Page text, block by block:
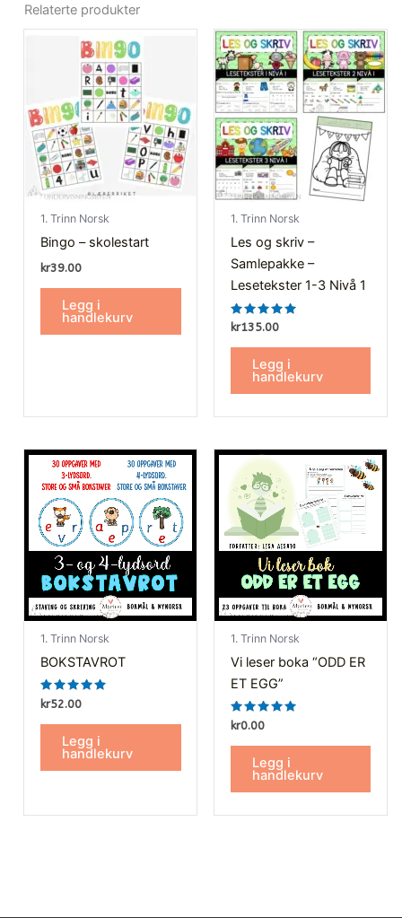
Relaterte produkter
1. Trinn Norsk
Bingo – skolestart
kr39.00
Legg i
handlekurv
1. Trinn Norsk
Les og skriv –
Samlepakke –
Lesetekster 1-3 Nivå 1
Vurdert
av 5
kr135.00
Legg i
handlekurv
1. Trinn Norsk
BOKSTAVROT
Vurdert
5.00
av 5
kr52.00
Legg i
handlekurv
1. Trinn Norsk
Vi leser boka “ODD ER
ET EGG”
Vurdert
5.00
av 5
kr0.00
Legg i
handlekurv